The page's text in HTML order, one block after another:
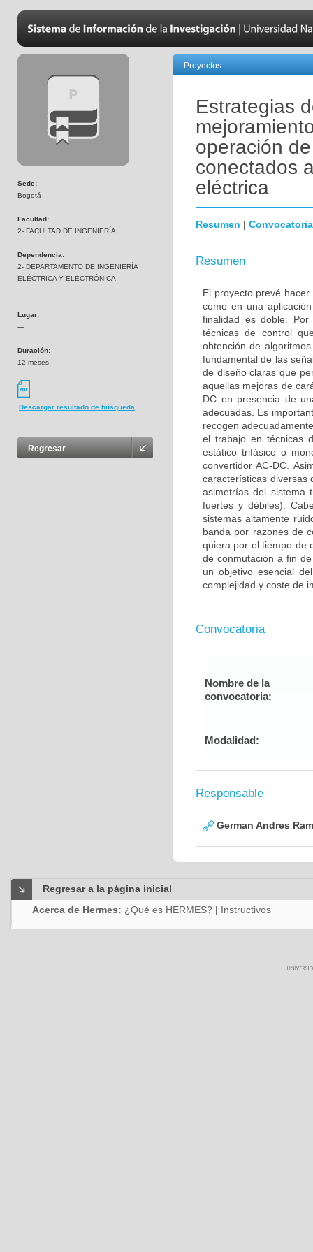
Sede:
Bogotá
Facultad:
2- FACULTAD DE INGENIERÍA
Dependencia:
2- DEPARTAMENTO DE INGENIERÍA
ELÉCTRICA Y ELECTRÓNICA
Lugar:
---
Duración:
12 meses
Descargar resultado de búsqueda
Regresar
Proyectos
Estrategias
operación
conectados
eléctrica
Resumen | Convocatoria
Resumen
El proyecto prevé
como en una
finalidad es doble.
técnicas de control
obtención de
fundamental de las
de diseño claras que
aquellas mejoras de
DC en presencia de
adecuadas. Es
recogen
el trabajo en técnicas
estático trifásico o
convertidor AC-DC.
características diversas
asimetrías del sistema
fuertes y débiles).
sistemas altamente
banda por razones de
quiera por el tiempo de
de conmutación a fin
un objetivo esencial
complejidad y coste de
Convocatoria
Nombre de la
convocatoria:
Modalidad:
Responsable
German Andres
Regresar a la página inicial
Acerca de Hermes: ¿Qué es HERMES? | Instructivos